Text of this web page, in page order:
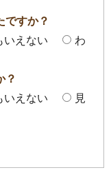
ですか？
いえない
わ
？
いえない
見